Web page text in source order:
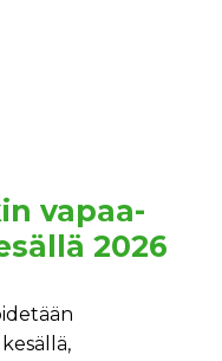
vapaa-
2026